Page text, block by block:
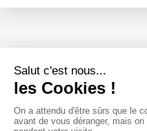
Gestione dei dati
Avvertenze legali